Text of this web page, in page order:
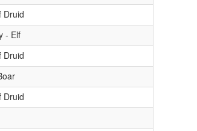
Druid
- Elf
Druid
Druid